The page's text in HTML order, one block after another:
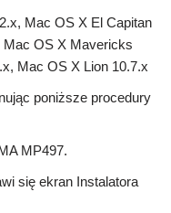
Mac OS X El Capitan
Mac OS X Mavericks
Mac OS X Lion 10.7.x
poniższe procedury
MP497.
się ekran Instalatora